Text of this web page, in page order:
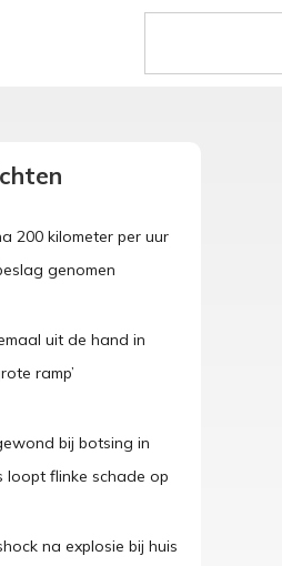
200 kilometer per uur
genomen
uit de hand in
ramp’
bij botsing in
loopt flinke schade op
na explosie bij huis